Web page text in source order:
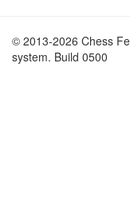
© 2013-2026 Chess
system. Build 0500